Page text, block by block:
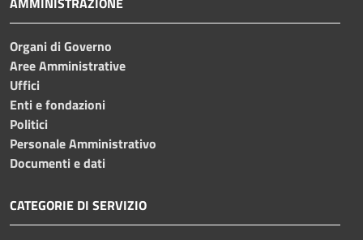
Organi di Governo
Aree Amministrative
Uffici
Enti e fondazioni
Politici
Personale Amministrativo
Documenti e dati
CATEGORIE DI SERVIZIO